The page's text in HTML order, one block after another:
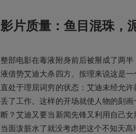
影片质量：鱼目混珠，
整部电影在毒液附身前后被掰成了两
液借势艾迪大杀四方。按理来说这是
直处于理屈词穷的状态：艾迪未经允
丢了工作。这样的开场就使人物的刻
断？艾迪又要当新闻先锋又利用自己
当面泼脏水了就没考虑把这个不知天高